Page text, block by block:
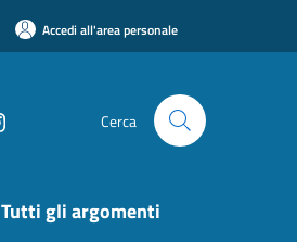
Accedi all'area personale
Cerca
Tutti gli argomenti